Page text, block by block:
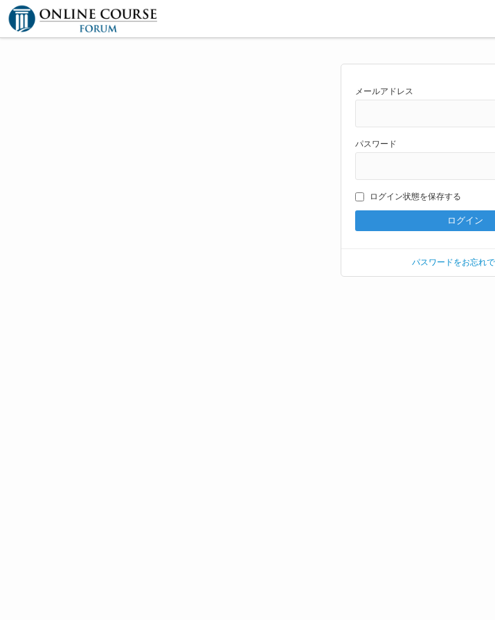
メールアドレス
パスワード
ログイン状態を保存する
パスワードをお忘れ